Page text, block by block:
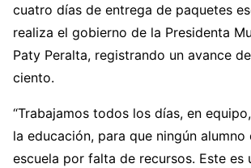
cuatro días de entrega de paquetes
realiza el gobierno de la Presidenta
Paty Peralta, registrando un avance
ciento.
“Trabajamos todos los días, en
la educación, para que ningún alumno
escuela por falta de recursos. Este es